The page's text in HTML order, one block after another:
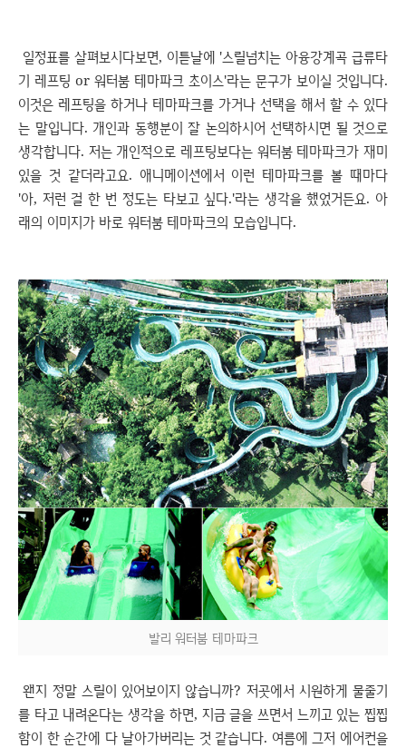
일정표를 살펴보시다보면, 이튿날에 '스릴넘치는 아융강계곡 급류타
기 레프팅 or 워터붐 테마파크 초이스'라는 문구가 보이실 것입니다.
이것은 레프팅을 하거나 테마파크를 가거나 선택을 해서 할 수 있다
는 말입니다. 개인과 동행분이 잘 논의하시어 선택하시면 될 것으로
생각합니다. 저는 개인적으로 레프팅보다는 워터붐 테마파크가 재미
있을 것 같더라고요. 애니메이션에서 이런 테마파크를 볼 때마다
'아, 저런 걸 한 번 정도는 타보고 싶다.'라는 생각을 했었거든요. 아
래의 이미지가 바로 워터붐 테마파크의 모습입니다.
발리 워터붐 테마파크
왠지 정말 스릴이 있어보이지 않습니까? 저곳에서 시원하게 물줄기
를 타고 내려온다는 생각을 하면, 지금 글을 쓰면서 느끼고 있는 찝찝
함이 한 순간에 다 날아가버리는 것 같습니다. 여름에 그저 에어컨을